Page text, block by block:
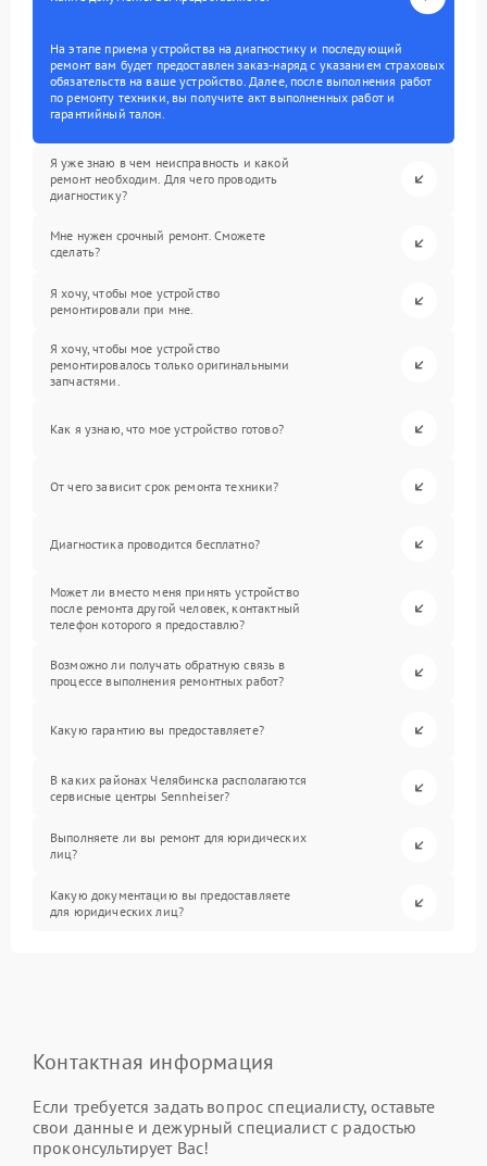
На этапе приема устройства на диагностику и последующий
ремонт вам будет предоставлен заказ-наряд с указанием страховых
обязательств на ваше устройство. Далее, после выполнения работ
по ремонту техники, вы получите акт выполненных работ и
гарантийный талон.
Я уже знаю в чем неисправность и какой
ремонт необходим. Для чего проводить
диагностику?
Мне нужен срочный ремонт. Сможете
сделать?
Я хочу, чтобы мое устройство
ремонтировали при мне.
Я хочу, чтобы мое устройство
ремонтировалось только оригинальными
запчастями.
Как я узнаю, что мое устройство готово?
От чего зависит срок ремонта техники?
Диагностика проводится бесплатно?
Может ли вместо меня принять устройство
после ремонта другой человек, контактный
телефон которого я предоставлю?
Возможно ли получать обратную связь в
процессе выполнения ремонтных работ?
Какую гарантию вы предоставляете?
В каких районах Челябинска располагаются
сервисные центры Sennheiser?
Выполняете ли вы ремонт для юридических
лиц?
Какую документацию вы предоставляете
для юридических лиц?
Контактная информация
Если требуется задать вопрос специалисту, оставьте
свои данные и дежурный специалист с радостью
проконсультирует Вас!